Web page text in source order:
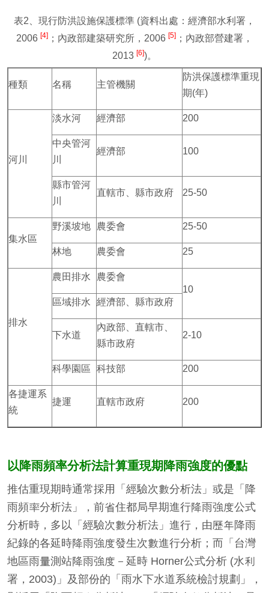
表2、現行防洪設施保護標準 (資料出處：經濟部水利署，
2006 [4] ；內政部建築研究所，2006 [5] ；內政部營建署，
2013 [6])。
種類 名稱 主管機關
防洪保護標準重現
期(年)
河川
淡水河 經濟部 200
中央管河
川
經濟部 100
縣市管河
川
直轄市、縣市政府 25-50
集水區
野溪坡地 農委會 25-50
林地 農委會 25
排水
農田排水
農委會
10
區域排水
經濟部、縣市政府
下水道
內政部、直轄市、
縣市政府
2-10
科學園區 科技部 200
各捷運系
統
捷運 直轄市政府 200
以降雨頻率分析法計算重現期降雨強度的優點
推估重現期時通常採用「經驗次數分析法」或是「降
雨頻率分析法」，前省住都局早期進行降雨強度公式
分析時，多以「經驗次數分析法」進行，由歷年降雨
紀錄的各延時降雨強度發生次數進行分析；而「台灣
地區雨量測站降雨強度－延時 Horner公式分析 (水利
署，2003)」及部份的「雨水下水道系統檢討規劃」，